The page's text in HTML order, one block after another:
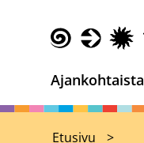
pääsisältöön
Ajankohtaista
Etusivu